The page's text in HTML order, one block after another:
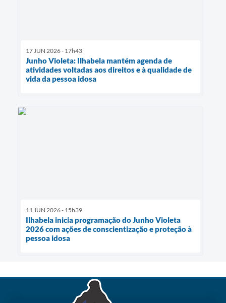
17 JUN 2026 - 17h43
Junho Violeta: Ilhabela mantém agenda de
atividades voltadas aos direitos e à qualidade de
vida da pessoa idosa
11 JUN 2026 - 15h39
Ilhabela inicia programação do Junho Violeta
2026 com ações de conscientização e proteção à
pessoa idosa